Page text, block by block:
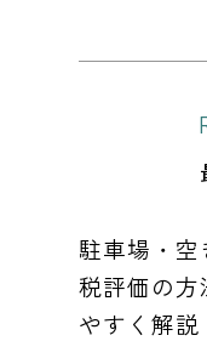
駐車場・
税評価の方
やすく解説